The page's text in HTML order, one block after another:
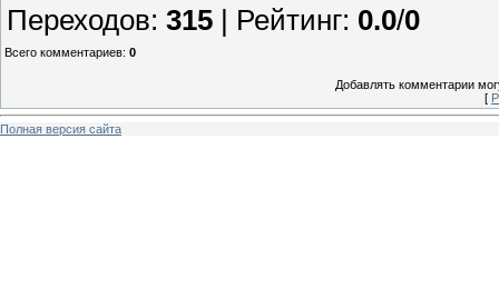
Переходов: 315 | Рейтинг: 0.0/0
Всего комментариев: 0
Добавлять комментарии
[
Полная версия сайта